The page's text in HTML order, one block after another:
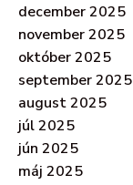
december 2025
november 2025
október 2025
september 2025
august 2025
júl 2025
jún 2025
máj 2025